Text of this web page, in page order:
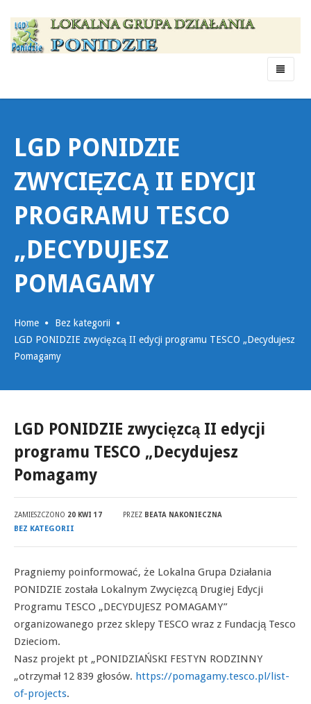
Menu
LGD PONIDZIE
ZWYCIĘZCĄ II EDYCJI
PROGRAMU TESCO
„DECYDUJESZ
POMAGAMY
Home
Bez kategorii
LGD PONIDZIE zwycięzcą II edycji programu TESCO „Decydujesz
Pomagamy
LGD PONIDZIE zwycięzcą II edycji
programu TESCO „Decydujesz
Pomagamy
ZAMIESZCZONO 20 KWI 17 PRZEZ BEATA NAKONIECZNA
BEZ KATEGORII
Pragniemy poinformować, że Lokalna Grupa Działania
PONIDZIE została Lokalnym Zwycięzcą Drugiej Edycji
Programu TESCO „DECYDUJESZ POMAGAMY”
organizowanego przez sklepy TESCO wraz z Fundacją Tesco
Dzieciom.
Nasz projekt pt „PONIDZIAŃSKI FESTYN RODZINNY
„otrzymał 12 839 głosów. https://pomagamy.tesco.pl/list-
of-projects.